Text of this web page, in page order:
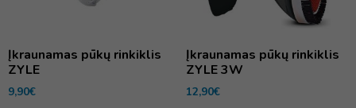
Įkraunamas pūkų rinkiklis
ZYLE
9,90€
Įkraunamas pūkų rinkiklis
ZYLE 3W
12,90€